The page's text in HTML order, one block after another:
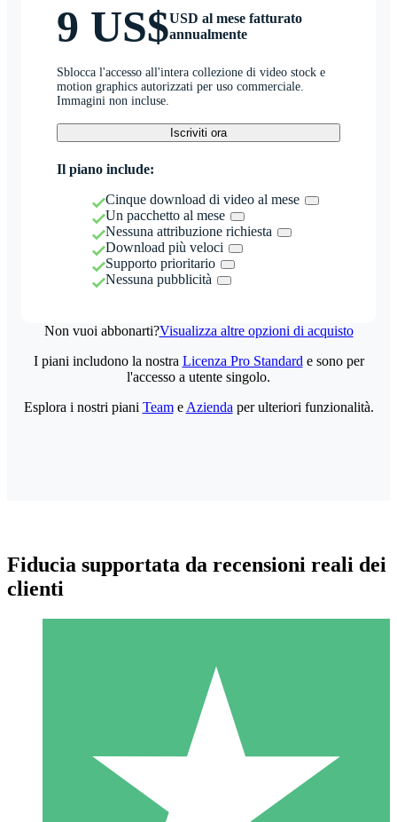
9 US$USD al mese fatturato
annualmente
Sblocca l'accesso all'intera collezione di video stock e
motion graphics autorizzati per uso commerciale.
Immagini non incluse.
Iscriviti ora
Il piano include:
Cinque download di video al mese
Un pacchetto al mese
Nessuna attribuzione richiesta
Download più veloci
Supporto prioritario
Nessuna pubblicità
Non vuoi abbonarti?Visualizza altre opzioni di acquisto
Pacchetti di Crediti Individuali
Paga a consumo con crediti di download. Nessun impegno
I piani includono la nostra Licenza Pro Standard e sono per
l'accesso a utente singolo.
Esplora i nostri piani Teame Azienda per ulteriori funzionalità.
Fiducia supportata da recensioni reali dei
clienti